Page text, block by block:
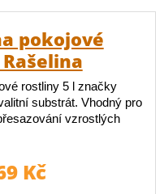
pokojové
rostliny 5 l značky
substrát. Vhodný pro
vzrostlých
Kč